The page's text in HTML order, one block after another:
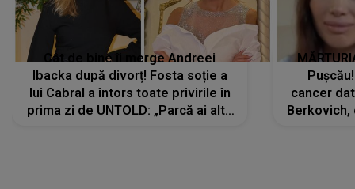
Cât de bine îi merge Andreei
Ibacka după divorț! Fosta soție a
lui Cabral a întors toate privirile în
prima zi de UNTOLD: „Parcă ai altă
cancer
Berkovich,